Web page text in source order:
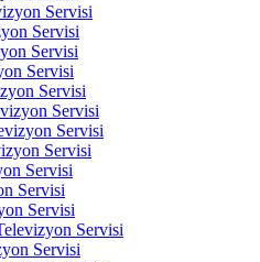
Servisi
Servisi
Servisi
Servisi
Servisi
Servisi
Servisi
Servisi
Servisi
Servisi
Servisi
Servisi
Servisi